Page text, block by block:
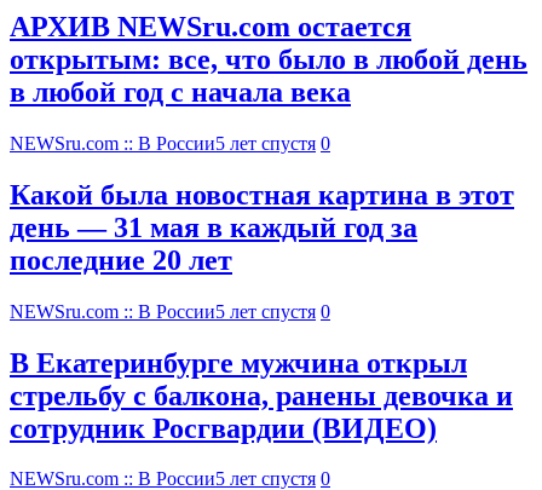
АРХИВ NEWSru.com остается
открытым: все, что было в любой день
в любой год с начала века
NEWSru.com :: В России5 лет спустя 0
Какой была новостная картина в этот
день — 31 мая в каждый год за
последние 20 лет
NEWSru.com :: В России5 лет спустя 0
В Екатеринбурге мужчина открыл
стрельбу с балкона, ранены девочка и
сотрудник Росгвардии (ВИДЕО)
NEWSru.com :: В России5 лет спустя 0